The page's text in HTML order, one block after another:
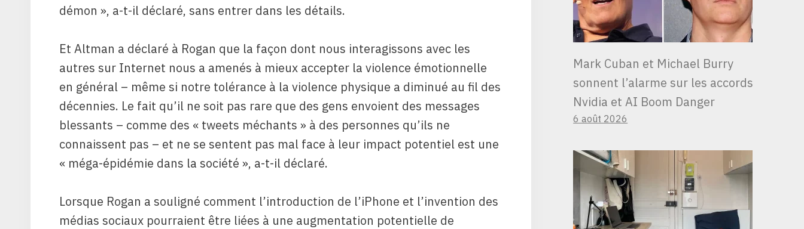
démon », a-t-il déclaré, sans entrer dans les détails.
Et Altman a déclaré à Rogan que la façon dont nous interagissons avec les
autres sur Internet nous a amenés à mieux accepter la violence émotionnelle
en général – même si notre tolérance à la violence physique a diminué au fil des
décennies. Le fait qu’il ne soit pas rare que des gens envoient des messages
blessants – comme des « tweets méchants » à des personnes qu’ils ne
connaissent pas – et ne se sentent pas mal face à leur impact potentiel est une
« méga-épidémie dans la société », a-t-il déclaré.
Lorsque Rogan a souligné comment l’introduction de l’iPhone et l’invention des
médias sociaux pourraient être liées à une augmentation potentielle de
Mark Cuban et Michael Burry
sonnent l’alarme sur les accords
Nvidia et AI Boom Danger
6 août 2026